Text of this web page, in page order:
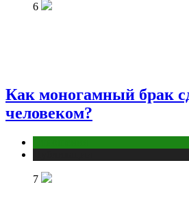
6
Как моногамный брак
человеком?
7